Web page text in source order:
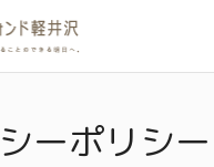
ーポリシー